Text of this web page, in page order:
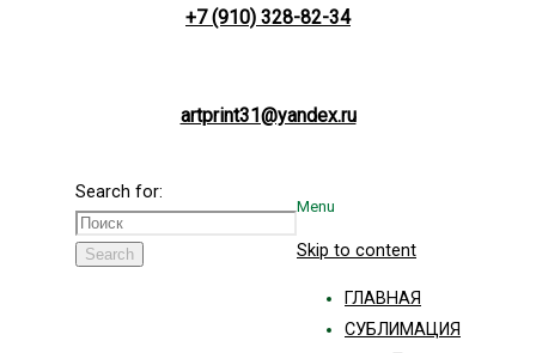
+7 (910) 328-82-34
artprint31@yandex.ru
Search for:
Search
Menu
Skip to content
ГЛАВНАЯ
СУБЛИМАЦИЯ